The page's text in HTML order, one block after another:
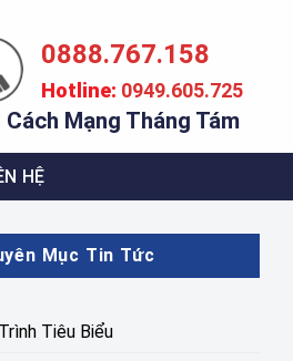
0888.767.158
Hotline: 0949.605.725
Cách Mạng Tháng Tám
HỆ
Mục Tin Tức
Tiêu Biểu